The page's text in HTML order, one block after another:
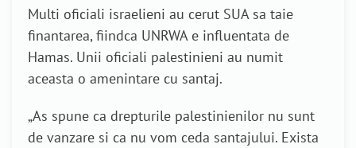
Multi oficiali israelieni au cerut SUA sa taie
finantarea, fiindca UNRWA e influentata de
Hamas. Unii oficiali palestinieni au numit
aceasta o amenintare cu santaj.
„As spune ca drepturile palestinienilor nu sunt
de vanzare si ca nu vom ceda santajului. Exista